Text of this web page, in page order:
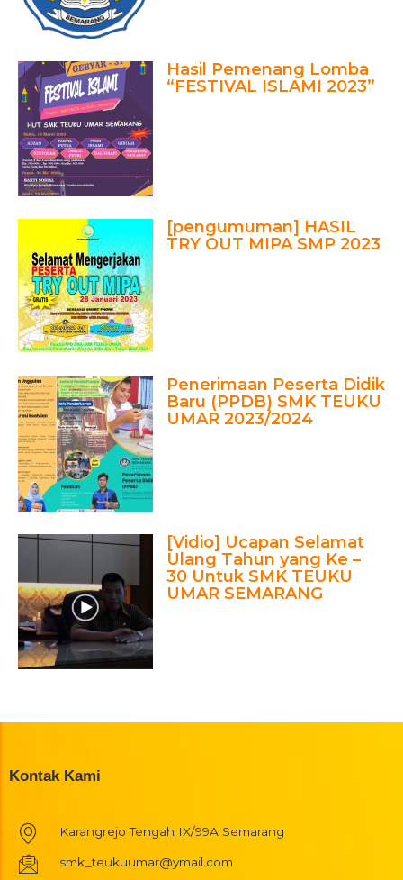
Hasil Pemenang Lomba
“FESTIVAL ISLAMI 2023”
[pengumuman] HASIL
TRY OUT MIPA SMP 2023
Penerimaan Peserta Didik
Baru (PPDB) SMK TEUKU
UMAR 2023/2024
[Vidio] Ucapan Selamat
Ulang Tahun yang Ke –
30 Untuk SMK TEUKU
UMAR SEMARANG
Kontak Kami
Karangrejo Tengah IX/99A Semarang
smk_teukuumar@ymail.com